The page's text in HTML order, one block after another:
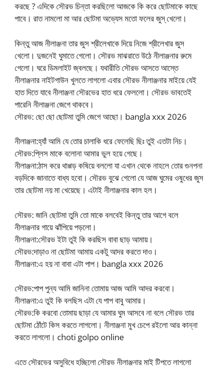
করছে ? এদিকে সৌরভ চিন্তা করছিলো আজকে কি করে ছোটমাকে কাছে
পাবে। রাত নামলো মা আর ছোটমা অভ্যেস মতো ফলের জুস্ খেলো।
কিন্তু আজ নীলাঞ্জনা তার জুস শ্রীলেখাকে দিয়ে নিজে শ্রীলেখার জুস
খেলো। দুজনেই ঘুমাতে গেলো। সৌরভ মাঝরাতে উঠে নীলাঞ্জনার রুমে
গেলো। ঘরে ডিমলাইট জ্বলছে। যথারীতি সৌরভ আসতে আস্তে
নীলাঞ্জনার নাইটগাউন খুলতে লাগলো এবার সৌরভ নীলাঞ্জনার মাইয়ে যেই
হাত দিতে যাবে নীলাঞ্জনা সৌরভের হাত ধরে ফেললো। সৌরভ ভাবতেই
পারেনি নীলাঞ্জনা জেগে থাকবে।
সৌরভ: ছো ছো ছোটমা তুমি জেগে আছো। bangla xxx 2026
নীলাঞ্জনা:হ্যাঁ আমি যে তোর চালাকি ধরে ফেলেছি ছিঃ তুই এতটা নিচ।
সৌরভ:প্লিস মাকে বলোনা আমার ভুল হয়ে গেছে।
নীলাঞ্জনা:ঠাস করে থাপ্পড় কষিয়ে বললো যা এখান থেকে নাহলে তোর গুনপনা
বড়দিকে জানাতে বাধ্য হবো। সৌরভ বুঝে গেলো যে আজ ঘুমের ওষুধের জুস
তার ছোটমা নয় মা খেয়েছে। এটাই নীলাঞ্জনার কাল হল।
সৌরভ: জানি ছোটমা তুমি তো মাকে বলবেই কিন্তু তার আগে বলে
নীলাঞ্জনার গায়ে ঝাঁপিয়ে পড়লো।
নীলাঞ্জনা:সৌরভ ইটা তুই কি করছিস বাবা ছাড় আমায়।
সৌরভ:দাড়াও না ছোটমা আমায় একটু আদর করতে দাও।
নীলাঞ্জনা:এ হয় না বাবা এটা পাপ। bangla xxx 2026
সৌরভ:পাপ পুন্য আমি জানিনা তোমায় আজ আমি আদর করবো।
নীলাঞ্জনা:এ তুই কি বলছিস এটা যে পাপ বাবু আমার।
সৌরভ:কি করবো তোমায় ছাড়া যে আমার ঘুম আসবে না বলে সৌরভ তার
ছোটমা ঠোঁটে কিস করতে লাগলো। নীলাঞ্জনা মুখ চেপে রইলো আর কান্না
করতে লাগলো। choti golpo online
এতে সৌরভের অসুবিধে হচ্ছিলো সৌরভ নীলাঞ্জনার মাই টিপতে লাগলো